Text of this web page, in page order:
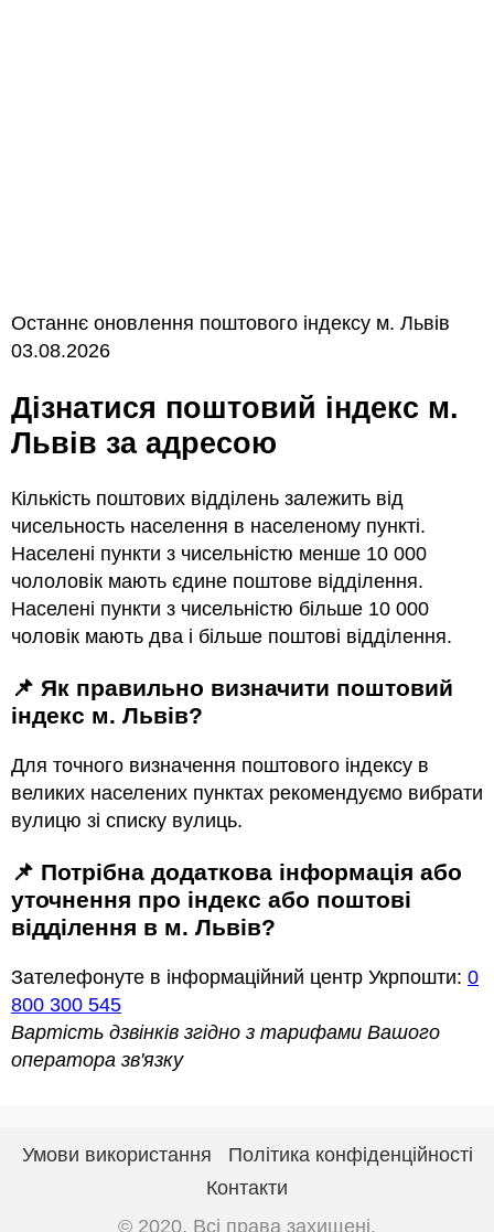
Останнє оновлення поштового індексу м. Львів
03.08.2026
Дізнатися поштовий індекс м.
Львів за адресою
Кількість поштових відділень залежить від
чисельность населення в населеному пункті.
Населені пункти з чисельністю менше 10 000
чололовік мають єдине поштове відділення.
Населені пункти з чисельністю більше 10 000
чоловік мають два і більше поштові відділення.
📌 Як правильно визначити поштовий
індекс м. Львів?
Для точного визначення поштового індексу в
великих населених пунктах рекомендуємо вибрати
вулицю зі списку вулиць.
📌 Потрібна додаткова інформація або
уточнення про індекс або поштові
відділення в м. Львів?
Зателефонуте в інформаційний центр Укрпошти: 0
800 300 545
Вартість дзвінків згідно з тарифами Вашого
оператора зв'язку
Умови використання
Політика конфіденційності
Контакти
© 2020. Всі права захищені.